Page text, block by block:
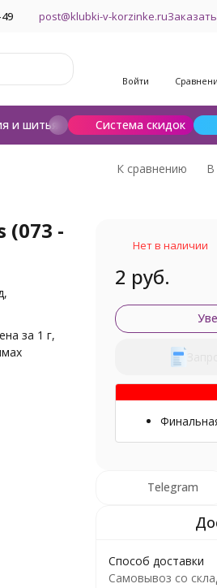
post@klubki-v-korzinke.ru
Войти
Система скидок
и шитья Шерсть для валяния
К сравнению В
-
за 1 г,
Нет в наличии
2 руб.
Telegram
Способ доставки
Самовывоз со